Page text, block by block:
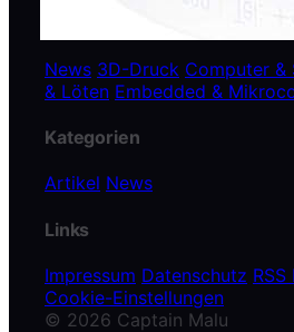
News 3D-Druck Computer &
& Löten Embedded &
Kategorien
Artikel News
Links
Impressum Datenschutz RSS
Cookie-Einstellungen
© 2026 Captain Malu